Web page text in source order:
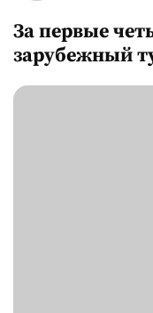
За первые
зарубежный